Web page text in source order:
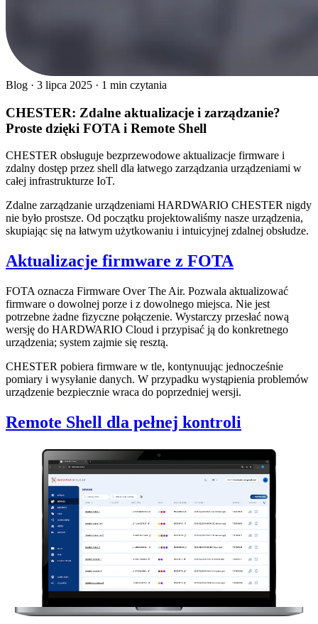
Blog · 3 lipca 2025 · 1 min czytania
CHESTER: Zdalne aktualizacje i zarządzanie?
Proste dzięki FOTA i Remote Shell
CHESTER obsługuje bezprzewodowe aktualizacje firmware i
zdalny dostęp przez shell dla łatwego zarządzania urządzeniami w
całej infrastrukturze IoT.
Zdalne zarządzanie urządzeniami HARDWARIO CHESTER nigdy
nie było prostsze. Od początku projektowaliśmy nasze urządzenia,
skupiając się na łatwym użytkowaniu i intuicyjnej zdalnej obsłudze.
Aktualizacje firmware z FOTA
FOTA oznacza Firmware Over The Air. Pozwala aktualizować
firmware o dowolnej porze i z dowolnego miejsca. Nie jest
potrzebne żadne fizyczne połączenie. Wystarczy przesłać nową
wersję do HARDWARIO Cloud i przypisać ją do konkretnego
urządzenia; system zajmie się resztą.
CHESTER pobiera firmware w tle, kontynuując jednocześnie
pomiary i wysyłanie danych. W przypadku wystąpienia problemów
urządzenie bezpiecznie wraca do poprzedniej wersji.
Remote Shell dla pełnej kontroli